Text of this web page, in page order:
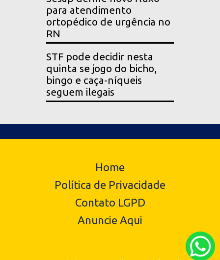
para atendimento
ortopédico de urgência no
RN
STF pode decidir nesta
quinta se jogo do bicho,
bingo e caça-níqueis
seguem ilegais
Home
Política de Privacidade
Contato LGPD
Anuncie Aqui